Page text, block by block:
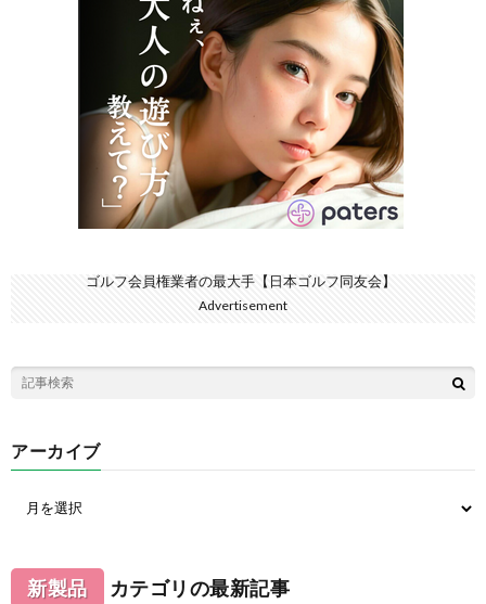
ゴルフ会員権業者の最大手【日本ゴルフ同友会】
Advertisement
アーカイブ
新製品 カテゴリの最新記事